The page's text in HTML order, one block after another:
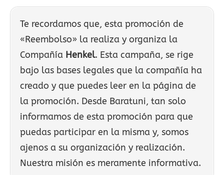
Te recordamos que, esta promoción de
«Reembolso» la realiza y organiza la
Compañía Henkel. Esta campaña, se rige
bajo las bases legales que la compañía ha
creado y que puedes leer en la página de
la promoción. Desde Baratuni, tan solo
informamos de esta promoción para que
puedas participar en la misma y, somos
ajenos a su organización y realización.
Nuestra misión es meramente informativa.